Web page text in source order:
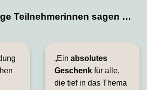
Teilnehmerinnen sagen …
„Ein absolutes
Geschenk für alle,
die tief in das Thema